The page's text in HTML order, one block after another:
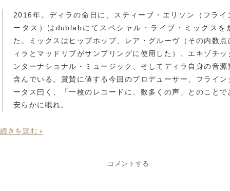
2016年。ディラの命日に、スティーブ・エリソン（フライ
ータス）はdublabにてスペシャル・ライブ・ミックスを
た。ミックスはヒップホップ、レア・グルーヴ（その内数点
ィラとマッドリブがサンプリングに使用した）、エキゾチッ
ンターナショナル・ミュージック、そしてディラ自身の音源
含んでいる。賞賛に値する今回のプロデューサー、フライン
ータス曰く、「一枚のレコードに、数多くの声」とのことで
安らかに眠れ。
続きを読む »
コメントする